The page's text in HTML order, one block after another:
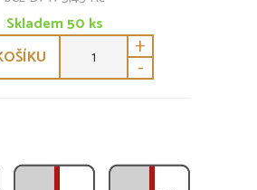
Skladem50 ks
+
-